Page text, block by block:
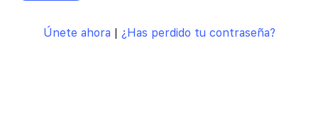
Únete ahora | ¿Has perdido tu contraseña?